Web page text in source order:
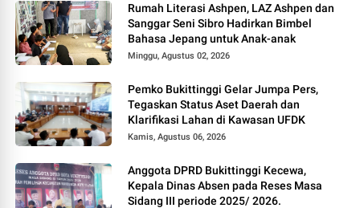
Rumah Literasi Ashpen, LAZ Ashpen dan
Sanggar Seni Sibro Hadirkan Bimbel
Bahasa Jepang untuk Anak-anak
Minggu, Agustus 02, 2026
Pemko Bukittinggi Gelar Jumpa Pers,
Tegaskan Status Aset Daerah dan
Klarifikasi Lahan di Kawasan UFDK
Kamis, Agustus 06, 2026
Anggota DPRD Bukittinggi Kecewa,
Kepala Dinas Absen pada Reses Masa
Sidang III periode 2025/ 2026.